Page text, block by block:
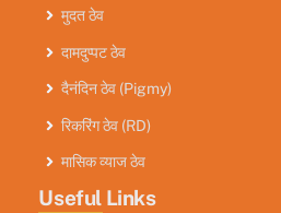
मुदत ठेव
दामदुप्पट ठेव
दैनंदिन ठेव (Pigmy)
रिकरिंग ठेव (RD)
मासिक व्याज ठेव
Useful Links